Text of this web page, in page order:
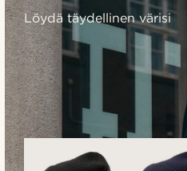
Löydä täydellinen värisi